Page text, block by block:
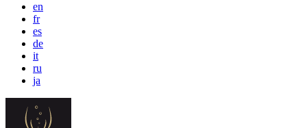
en
fr
es
de
it
ru
ja